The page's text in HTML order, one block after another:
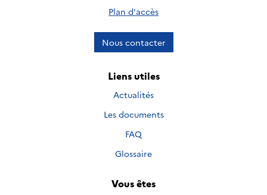
Plan d'accès
Nous contacter
Liens utiles
Actualités
Les documents
FAQ
Glossaire
Vous êtes